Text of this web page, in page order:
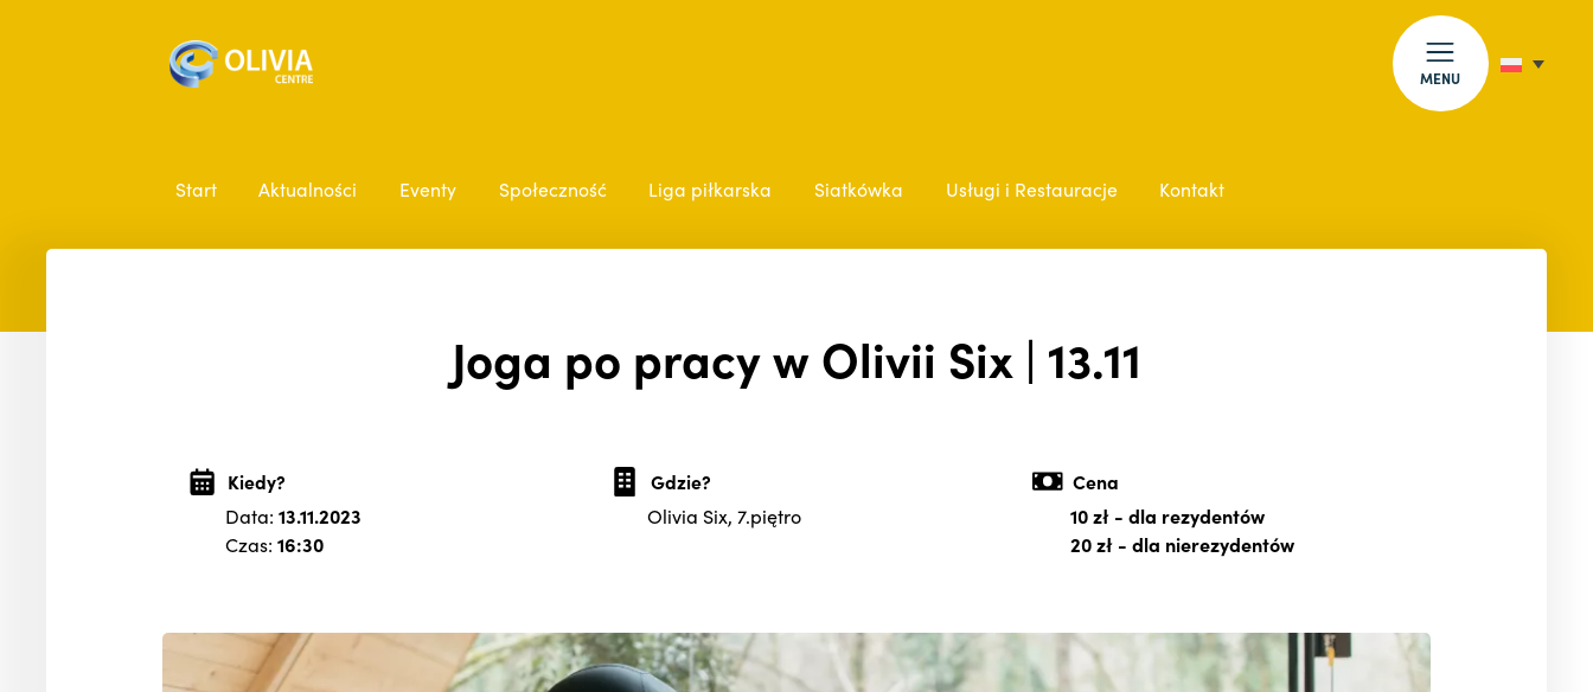
MENU
Start Aktualności Eventy Społeczność Liga piłkarska Siatkówka Usługi i Restauracje Kontakt
Joga po pracy w Olivii Six | 13.11
Kiedy?
Data: 13.11.2023
Czas: 16:30
Gdzie?
Olivia Six, 7.piętro
Cena
10 zł- dla rezydentów
20 zł- dla nierezydentów